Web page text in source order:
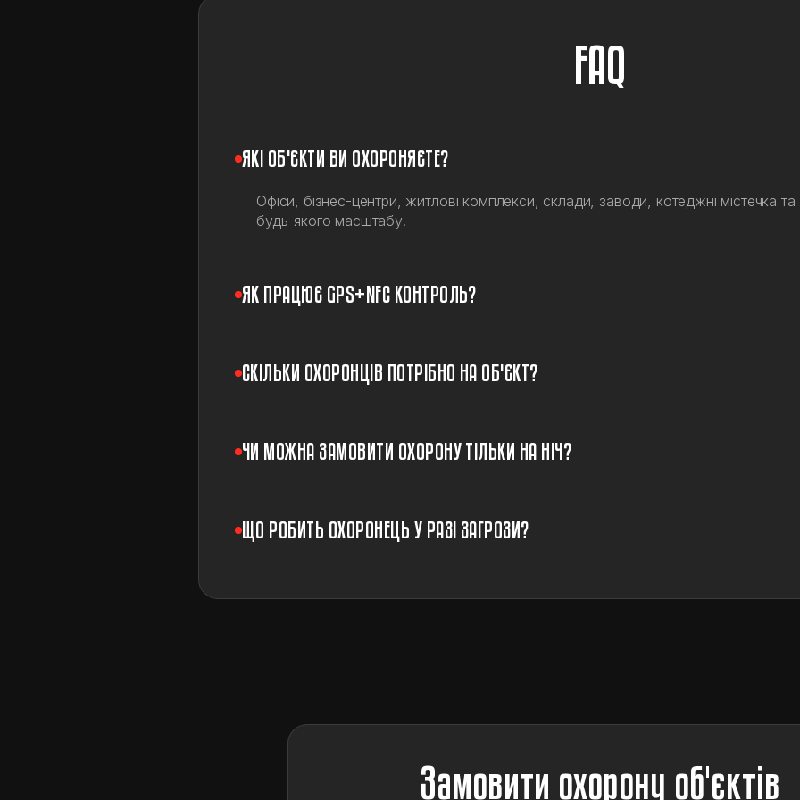
FAQ
ЯКІ ОБ'ЄКТИ ВИ ОХОРОНЯЄТЕ?
Офіси, бізнес-центри, житлові комплекси, склади, заводи, котеджні містечка та
будь-якого масштабу.
ЯК ПРАЦЮЄ GPS+NFC КОНТРОЛЬ?
СКІЛЬКИ ОХОРОНЦІВ ПОТРІБНО НА ОБ'ЄКТ?
ЧИ МОЖНА ЗАМОВИТИ ОХОРОНУ ТІЛЬКИ НА НІЧ?
ЩО РОБИТЬ ОХОРОНЕЦЬ У РАЗІ ЗАГРОЗИ?
Замовити охорону об'єктів